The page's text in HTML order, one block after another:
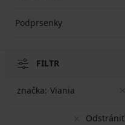
Podprsenky
FILTR
značka: Viania